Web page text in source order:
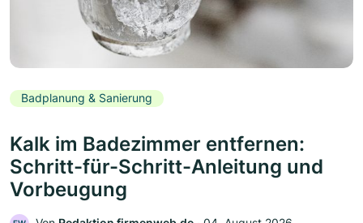
Badplanung & Sanierung
Kalk im Badezimmer entfernen:
Schritt-für-Schritt-Anleitung und
Vorbeugung